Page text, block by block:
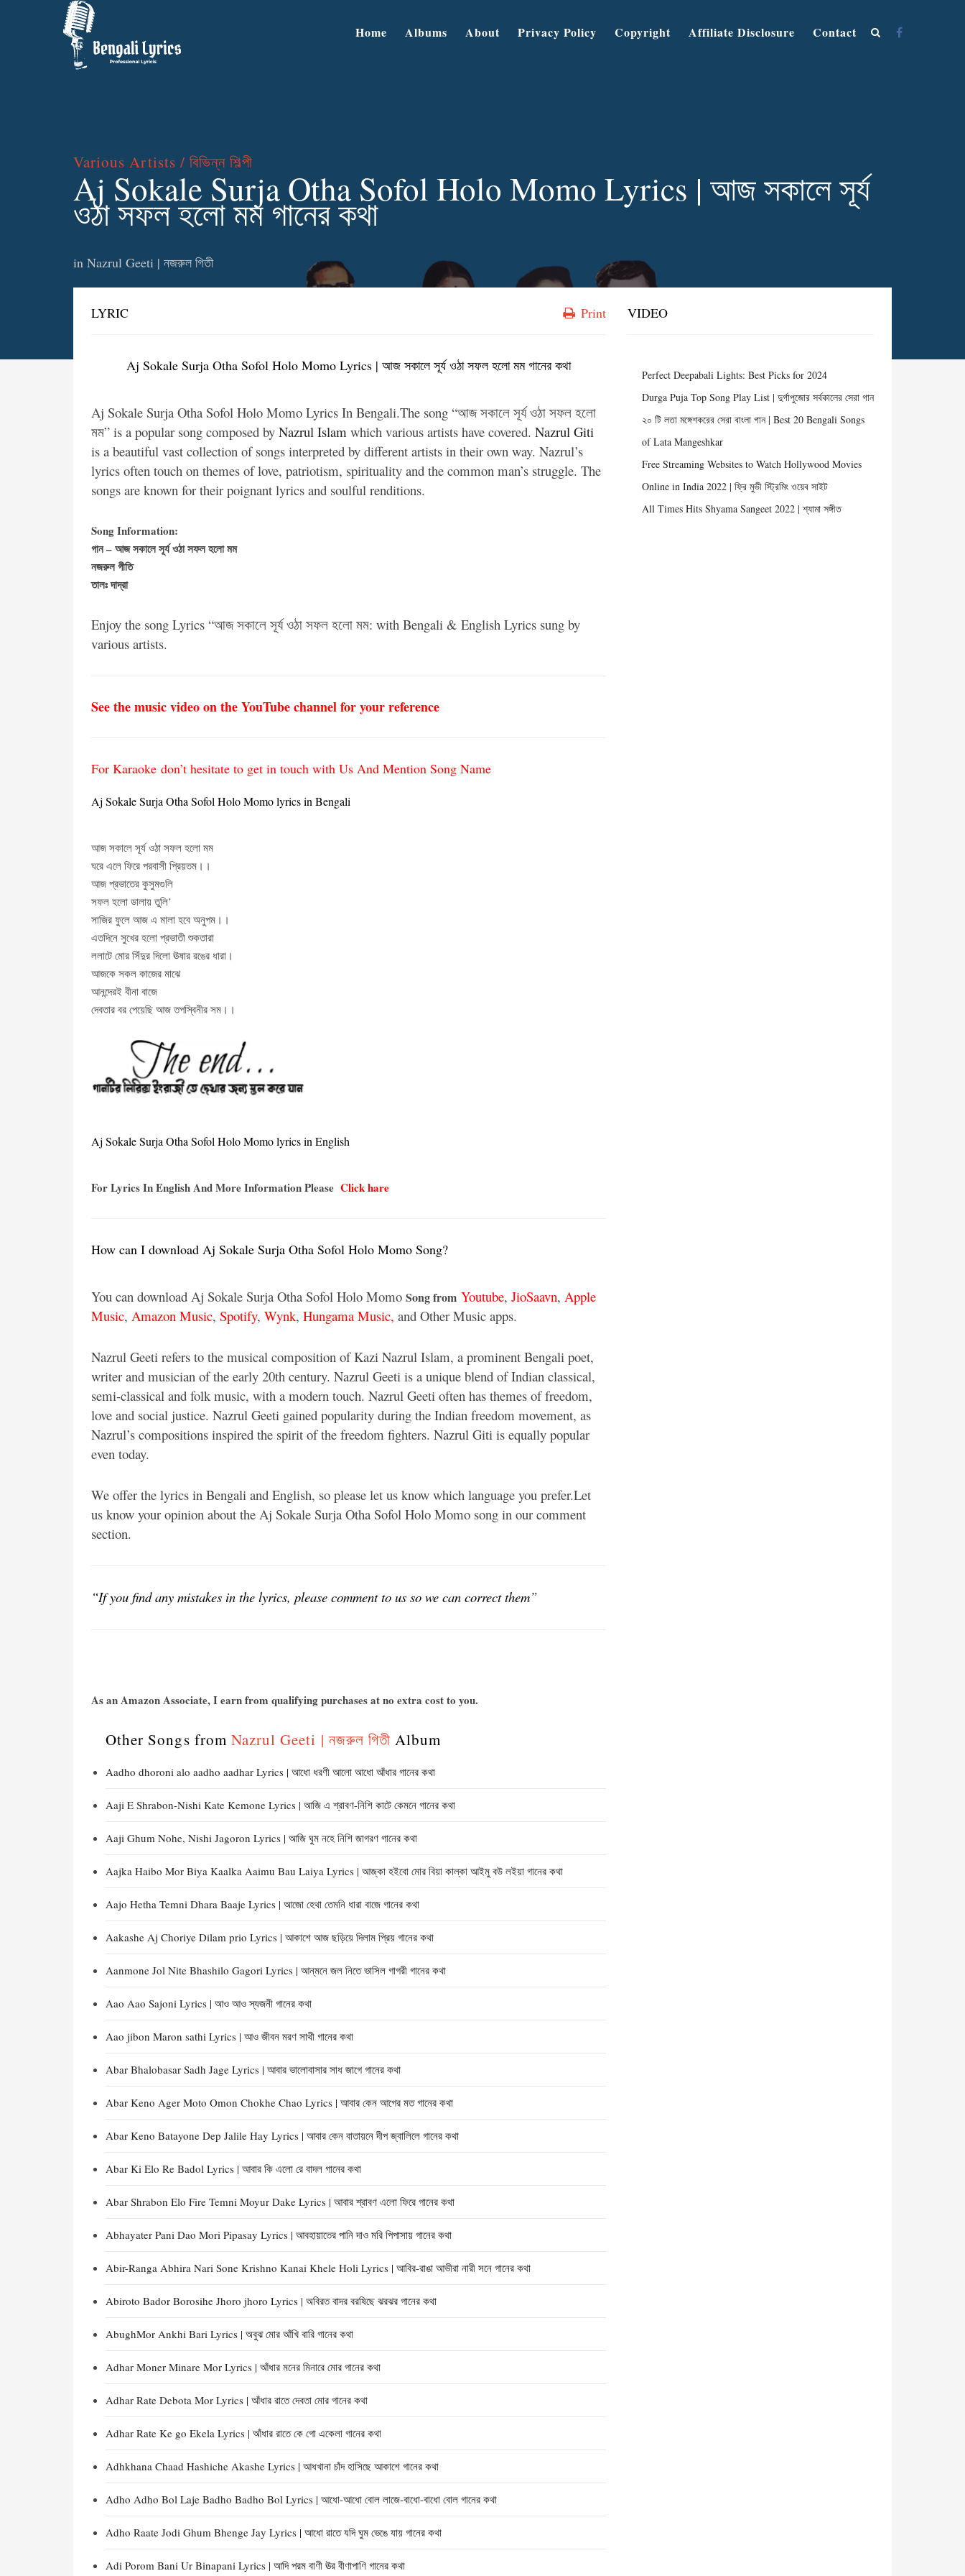
Home Albums About Privacy Policy Copyright Affiliate Disclosure Contact
Various Artists / বিভিন্ন শিল্পী
Aj Sokale Surja Otha Sofol Holo Momo Lyrics | আজ সকালে সূর্য
ওঠা সফল হলো মম গানের কথা
in Nazrul Geeti | নজরুল গিতী
LYRIC Print
Aj Sokale Surja Otha Sofol Holo Momo Lyrics | আজ সকালে সূর্য ওঠা সফল হলো মম গানের কথা
Aj Sokale Surja Otha Sofol Holo Momo Lyrics In Bengali.The song “আজ সকালে সূর্য ওঠা সফল হলো
মম” is a popular song composed by Nazrul Islam which various artists have covered. Nazrul Giti
is a beautiful vast collection of songs interpreted by different artists in their own way. Nazrul’s
lyrics often touch on themes of love, patriotism, spirituality and the common man’s struggle. The
songs are known for their poignant lyrics and soulful renditions.
Song Information:
গান – আজ সকালে সূর্য ওঠা সফল হলো মম
নজরুল গীতি
তালঃ দাদ্‌রা
Enjoy the song Lyrics “আজ সকালে সূর্য ওঠা সফল হলো মম: with Bengali & English Lyrics sung by
various artists.
See the music video on the YouTube channel for your reference
For Karaoke don’t hesitate to get in touch with Us And Mention Song Name
Aj Sokale Surja Otha Sofol Holo Momo lyrics in Bengali
আজ সকালে সূর্য ওঠা সফল হলো মম
ঘরে এলে ফিরে পরবাসী প্রিয়তম।।
আজ প্রভাতের কুসুমগুলি
সফল হলো ডালায় তুলি’
সাজির ফুলে আজ এ মালা হবে অনুপম।।
এতদিনে সুখের হলো প্রভাতী শুকতারা
ললাটে মোর সিঁদুর দিলো ঊষার রঙের ধারা।
আজকে সকল কাজের মাঝে
আনন্দেরই বীনা বাজে
দেবতার বর পেয়েছি আজ তপস্বিনীর সম।।
Aj Sokale Surja Otha Sofol Holo Momo lyrics in English
For Lyrics In English And More Information Please Click hare
How can I download Aj Sokale Surja Otha Sofol Holo Momo Song?
You can download Aj Sokale Surja Otha Sofol Holo Momo Song from Youtube, JioSaavn, Apple
Music, Amazon Music, Spotify, Wynk, Hungama Music, and Other Music apps.
Nazrul Geeti refers to the musical composition of Kazi Nazrul Islam, a prominent Bengali poet,
writer and musician of the early 20th century. Nazrul Geeti is a unique blend of Indian classical,
semi-classical and folk music, with a modern touch. Nazrul Geeti often has themes of freedom,
love and social justice. Nazrul Geeti gained popularity during the Indian freedom movement, as
Nazrul’s compositions inspired the spirit of the freedom fighters. Nazrul Giti is equally popular
even today.
We offer the lyrics in Bengali and English, so please let us know which language you prefer.Let
us know your opinion about the Aj Sokale Surja Otha Sofol Holo Momo song in our comment
section.
“If you find any mistakes in the lyrics, please comment to us so we can correct them”
As an Amazon Associate, I earn from qualifying purchases at no extra cost to you.
Other Songs from Nazrul Geeti | নজরুল গিতী Album
Aadho dhoroni alo aadho aadhar Lyrics | আধো ধরণী আলো আধো আঁধার গানের কথা
Aaji E Shrabon-Nishi Kate Kemone Lyrics | আজি এ শ্রাবণ-নিশি কাটে কেমনে গানের কথা
Aaji Ghum Nohe, Nishi Jagoron Lyrics | আজি ঘুম নহে নিশি জাগরণ গানের কথা
Aajka Haibo Mor Biya Kaalka Aaimu Bau Laiya Lyrics | আজ্‌কা হইবো মোর বিয়া কাল্‌কা আইমু বউ লইয়া গানের কথা
Aajo Hetha Temni Dhara Baaje Lyrics | আজো হেথা তেমনি ধারা বাজে গানের কথা
Aakashe Aj Choriye Dilam prio Lyrics | আকাশে আজ ছড়িয়ে দিলাম প্রিয় গানের কথা
Aanmone Jol Nite Bhashilo Gagori Lyrics | আন্‌মনে জল নিতে ভাসিল গাগরী গানের কথা
Aao Aao Sajoni Lyrics | আও আও স্যজনী গানের কথা
Aao jibon Maron sathi Lyrics | আও জীবন মরণ সাথী গানের কথা
Abar Bhalobasar Sadh Jage Lyrics | আবার ভালোবাসার সাধ জাগে গানের কথা
Abar Keno Ager Moto Omon Chokhe Chao Lyrics | আবার কেন আগের মত গানের কথা
Abar Keno Batayone Dep Jalile Hay Lyrics | আবার কেন বাতায়নে দীপ জ্বালিলে গানের কথা
Abar Ki Elo Re Badol Lyrics | আবার কি এলো রে বাদল গানের কথা
Abar Shrabon Elo Fire Temni Moyur Dake Lyrics | আবার শ্রাবণ এলো ফিরে গানের কথা
Abhayater Pani Dao Mori Pipasay Lyrics | আবহায়াতের পানি দাও মরি পিপাসায় গানের কথা
Abir-Ranga Abhira Nari Sone Krishno Kanai Khele Holi Lyrics | আবির-রাঙা আভীরা নারী সনে গানের কথা
Abiroto Bador Borosihe Jhoro jhoro Lyrics | অবিরত বাদর বরষিছে ঝরঝর গানের কথা
AbughMor Ankhi Bari Lyrics | অবুঝ মোর আঁখি বারি গানের কথা
Adhar Moner Minare Mor Lyrics | আঁধার মনের মিনারে মোর গানের কথা
Adhar Rate Debota Mor Lyrics | আঁধার রাতে দেবতা মোর গানের কথা
Adhar Rate Ke go Ekela Lyrics | আঁধার রাতে কে গো একেলা গানের কথা
Adhkhana Chaad Hashiche Akashe Lyrics | আধখানা চাঁদ হাসিছে আকাশে গানের কথা
Adho Adho Bol Laje Badho Badho Bol Lyrics | আধো-আধো বোল লাজে-বাধো-বাধো বোল গানের কথা
Adho Raate Jodi Ghum Bhenge Jay Lyrics | আধো রাতে যদি ঘুম ভেঙে যায় গানের কথা
Adi Porom Bani Ur Binapani Lyrics | আদি পরম বাণী ঊর বীণাপাণি গানের কথা
VIDEO
Perfect Deepabali Lights: Best Picks for 2024
Durga Puja Top Song Play List | দুর্গাপুজোর সর্বকালের সেরা গান
২০ টি লতা মঙ্গেশকরের সেরা বাংলা গান | Best 20 Bengali Songs
of Lata Mangeshkar
Free Streaming Websites to Watch Hollywood Movies
Online in India 2022 | ফ্রি মুভী স্ট্রিমিং ওয়েব সাইট
All Times Hits Shyama Sangeet 2022 | শ্যামা সঙ্গীত